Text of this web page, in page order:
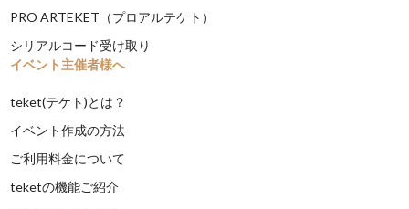
PRO ARTEKET（プロアルテケト）
シリアルコード受け取り
イベント主催者様へ
teket(テケト)とは？
イベント作成の方法
ご利用料金について
teketの機能ご紹介